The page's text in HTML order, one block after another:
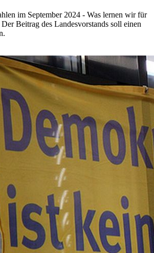
im September 2024 - Was lernen wir für
Beitrag des Landesvorstands soll einen